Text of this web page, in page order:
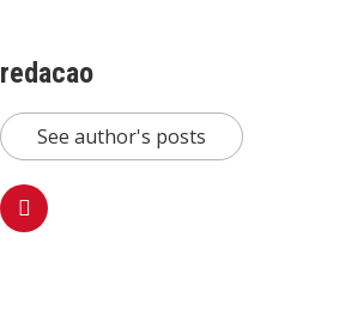
redacao
See author's posts